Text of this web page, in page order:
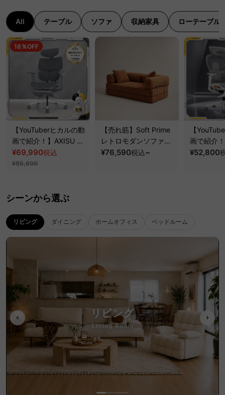
All テーブル ソファ 収納家具 ローテーブル
18％OFF
【YouTuberヒカルの動
画で紹介！】AXISU ア
クシスエルゴコアオフ
ィスチェア
¥69,990税込
¥85,690
【売れ筋】Soft Prime
レトロモダンソファベ
ッド｜20色以上から選
¥76,590税込~
【
画で紹介
クシスエ
¥52,800
シーンから選ぶ
リビング ダイニング ホームオフィス ベッドルーム
リビング
Living Room